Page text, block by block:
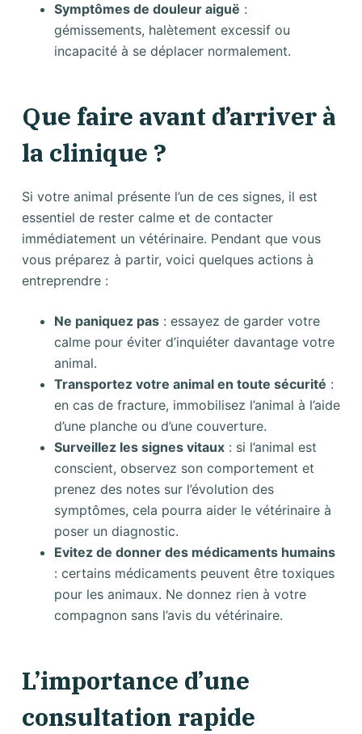
Symptômes de douleur aiguë :
gémissements, halètement excessif ou
incapacité à se déplacer normalement.
Que faire avant d’arriver à
la clinique ?
Si votre animal présente l’un de ces signes, il est
essentiel de rester calme et de contacter
immédiatement un vétérinaire. Pendant que vous
vous préparez à partir, voici quelques actions à
entreprendre :
Ne paniquez pas: essayez de garder votre
calme pour éviter d’inquiéter davantage votre
animal.
Transportez votre animal en toute sécurité :
en cas de fracture, immobilisez l’animal à l’aide
d’une planche ou d’une couverture.
Surveillez les signes vitaux: si l’animal est
conscient, observez son comportement et
prenez des notes sur l’évolution des
symptômes, cela pourra aider le vétérinaire à
poser un diagnostic.
Evitez de donner des médicaments humains
: certains médicaments peuvent être toxiques
pour les animaux. Ne donnez rien à votre
compagnon sans l’avis du vétérinaire.
L’importance d’une
consultation rapide